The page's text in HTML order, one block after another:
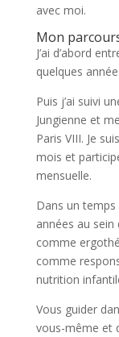
avec moi.
Mon
J’ai d’abord
quelques
Puis j’ai suivi
Jungienne et
Paris VIII. Je
mois et
mensuelle.
Dans un temps
années au sein
comme
comme
nutrition
Vous guider
vous-même et